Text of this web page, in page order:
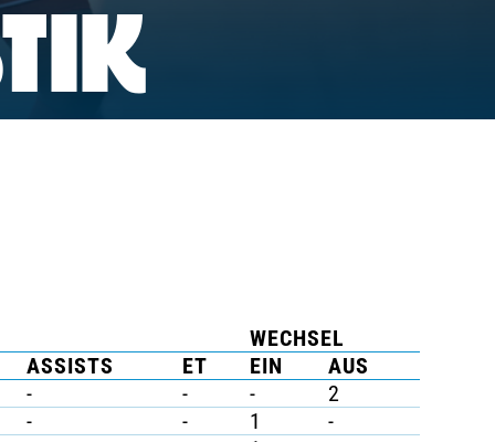
WECHSEL
ASSISTS
ET EIN
AUS
-
- -
2
-
- 1
-